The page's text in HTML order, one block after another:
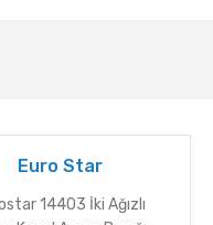
Euro Star
14403 İki Ağızlı